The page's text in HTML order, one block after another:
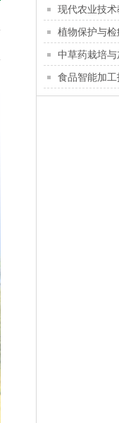
现代农业技
植物保护与
中草药栽培
食品智能加